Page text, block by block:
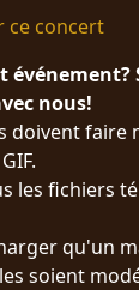
ce concert
événement?
nous!
doivent faire
les fichiers
qu'un
soient